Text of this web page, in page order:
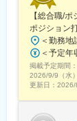
【総合職/
ポジション
掲載予定期間：
2026/9/9（水）
更新日： 2026/